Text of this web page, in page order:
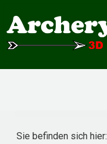
Sie befinden sich hier: